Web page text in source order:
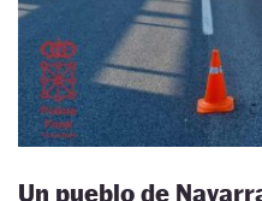
Un pueblo de